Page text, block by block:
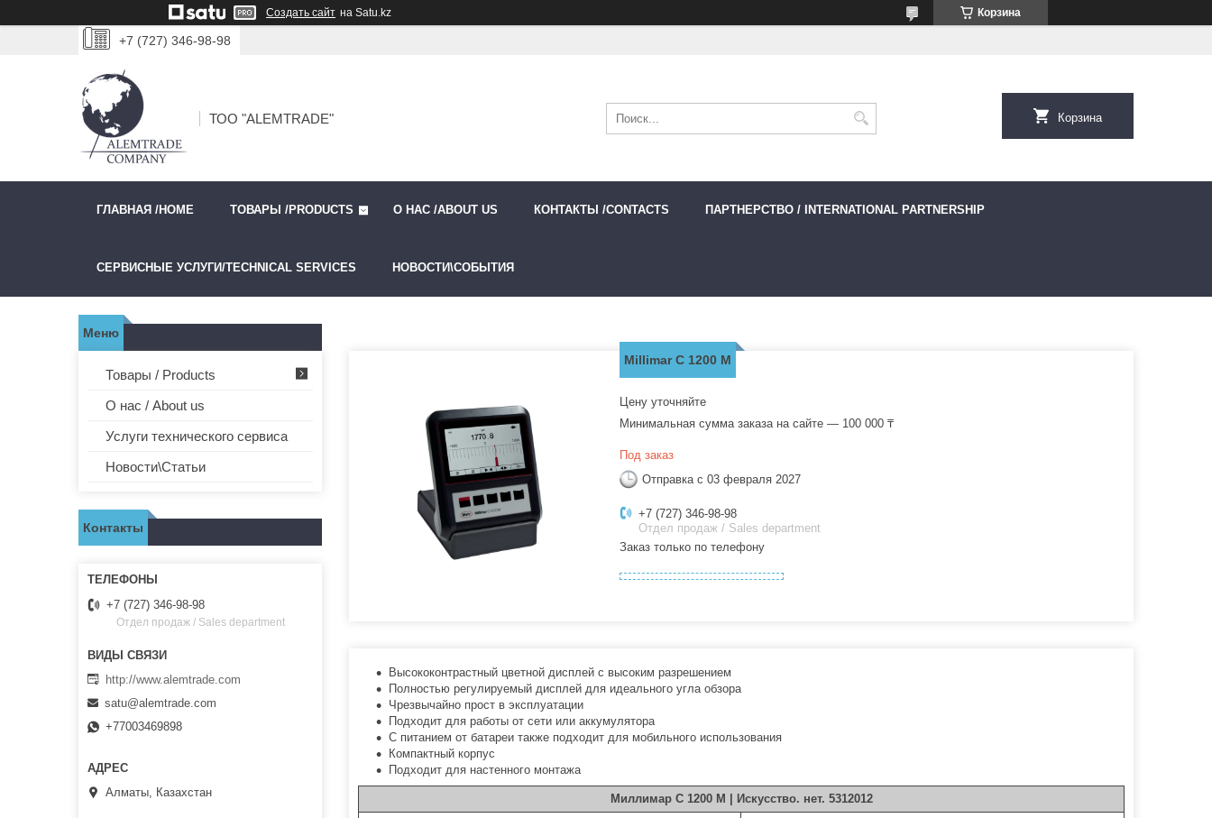
Создать сайт на Satu.kz Корзина
+7 (727) 346-98-98
ТОО "ALEMTRADE" Корзина
ГЛАВНАЯ /HOME ТОВАРЫ /PRODUCTS О НАС /ABOUT US КОНТАКТЫ /CONTACTS ПАРТНЕРСТВО / INTERNATIONAL PARTNERSHIP
СЕРВИСНЫЕ УСЛУГИ/TECHNICAL SERVICES НОВОСТИ\СОБЫТИЯ
Millimar С 1200 М
Цену уточняйте
Минимальная сумма заказа на сайте — 100 000 ₸
Под заказ
Отправка с 03 февраля 2027
+7 (727) 346-98-98
Отдел продаж / Sales department
Заказ только по телефону
Высококонтрастный цветной дисплей с высоким разрешением
Полностью регулируемый дисплей для идеального угла обзора
Чрезвычайно прост в эксплуатации
Подходит для работы от сети или аккумулятора
С питанием от батареи также подходит для мобильного использования
Компактный корпус
Подходит для настенного монтажа
Миллимар С 1200 М | Искусство. нет. 5312012
Товары / Products
О нас / About us
Услуги технического сервиса
Новости\Статьи
Контакты
+7 (727) 346-98-98
Отдел продаж / Sales department
http://www.alemtrade.com
satu@alemtrade.com
+77003469898
Алматы, Казахстан